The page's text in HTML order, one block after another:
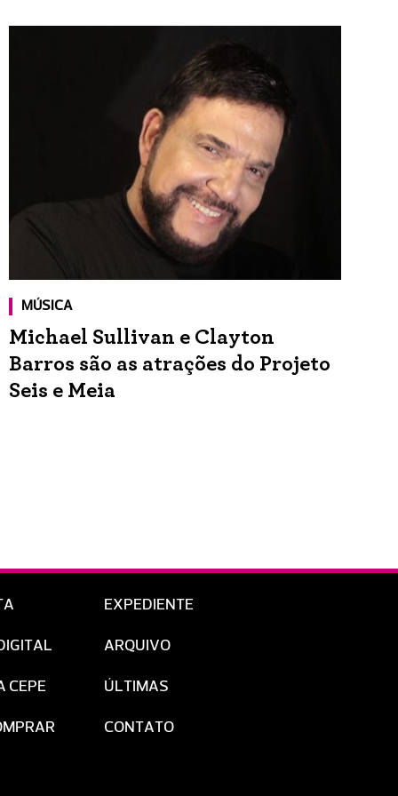
MÚSICA
Michael Sullivan e Clayton
Barros são as atrações do Projeto
Seis e Meia
CEPE
EXPEDIENTE
ARQUIVO
ÚLTIMAS
CONTATO